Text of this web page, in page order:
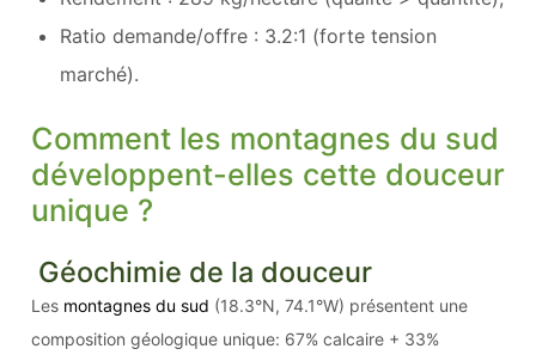
Ratio demande/offre : 3.2:1 (forte tension
marché).
Comment les montagnes du sud
développent-elles cette douceur
unique ?
Géochimie de la douceur
Les montagnes du sud (18.3°N, 74.1°W) présentent une
composition géologique unique: 67% calcaire + 33%